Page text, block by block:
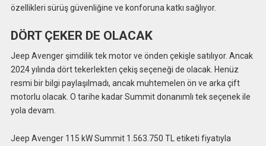
özellikleri sürüş güvenliğine ve konforuna katkı sağlıyor.
DÖRT ÇEKER DE OLACAK
Jeep Avenger şimdilik tek motor ve önden çekişle satılıyor. Ancak
2024 yılında dört tekerlekten çekiş seçeneği de olacak. Henüz
resmi bir bilgi paylaşılmadı, ancak muhtemelen ön ve arka çift
motorlu olacak. O tarihe kadar Summit donanımlı tek seçenek ile
yola devam.
Jeep Avenger 115 kW Summit 1.563.750 TL etiketi fiyatıyla